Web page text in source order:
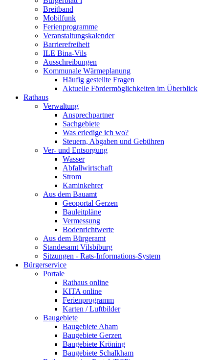
Breitband
Mobilfunk
Ferienprogramme
Veranstaltungskalender
Barrierefreiheit
ILE Bina-Vils
Ausschreibungen
Kommunale Wärmeplanung
Häufig gestellte Fragen
Aktuelle Fördermöglichkeiten im Überblick
Rathaus
Verwaltung
Ansprechpartner
Sachgebiete
Was erledige ich wo?
Steuern, Abgaben und Gebühren
Ver- und Entsorgung
Wasser
Abfallwirtschaft
Strom
Kaminkehrer
Aus dem Bauamt
Geoportal Gerzen
Bauleitpläne
Vermessung
Bodenrichtwerte
Aus dem Bürgeramt
Standesamt Vilsbiburg
Sitzungen - Rats-Informations-System
Bürgerservice
Portale
Rathaus online
KITA online
Ferienprogramm
Karten / Luftbilder
Baugebiete
Baugebiete Aham
Baugebiete Gerzen
Baugebiete Kröning
Baugebiete Schalkham